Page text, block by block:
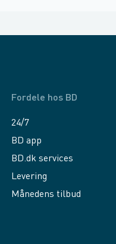
Fordele hos BD
24/7
BD app
BD.dk services
Levering
Månedens tilbud